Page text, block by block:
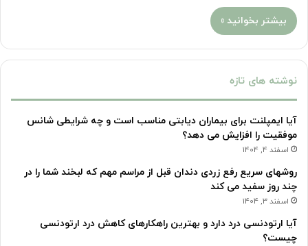
بیشتر بخوانید »
نوشته های تازه
آیا ایمپلنت برای بیماران دیابتی مناسب است و چه شرایطی شانس
موفقیت را افزایش می دهد؟
اسفند 4, 1404
روشهای سریع رفع زردی دندان قبل از مراسم مهم که لبخند شما را در
چند روز سفید می کند
اسفند 3, 1404
آیا ارتودنسی درد دارد و بهترین راهکارهای کاهش درد ارتودنسی
چیست؟